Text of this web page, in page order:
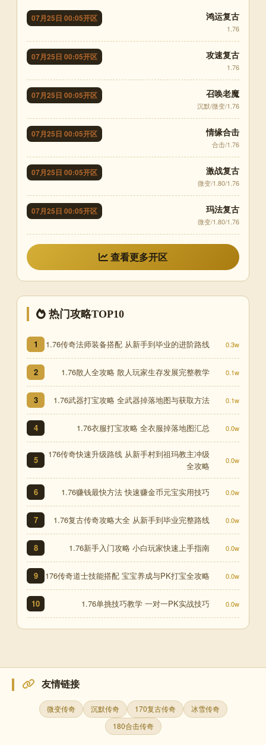
07月25日 00:05开区 鸿运复古
1.76
07月25日 00:05开区 攻速复古
1.76
07月25日 00:05开区 召唤老魔
沉默/微变/1.76
07月25日 00:05开区 情缘合击
合击/1.76
07月25日 00:05开区 激战复古
微变/1.80/1.76
07月25日 00:05开区 玛法复古
微变/1.80/1.76
查看更多开区
热门攻略TOP10
1 1.76传奇法师装备搭配 从新手到毕业的进阶路线 0.3w
2 1.76散人全攻略 散人玩家生存发展完整教学 0.1w
3 1.76武器打宝攻略 全武器掉落地图与获取方法 0.1w
4 1.76衣服打宝攻略 全衣服掉落地图汇总 0.0w
5
176传奇快速升级路线 从新手村到祖玛教主冲级
全攻略
0.0w
6 1.76赚钱最快方法 快速赚金币元宝实用技巧 0.0w
7 1.76复古传奇攻略大全 从新手到毕业完整路线 0.0w
8 1.76新手入门攻略 小白玩家快速上手指南 0.0w
9 176传奇道士技能搭配 宝宝养成与PK打宝全攻略 0.0w
10 1.76单挑技巧教学 一对一PK实战技巧 0.0w
友情链接
微变传奇 沉默传奇 170复古传奇
冰雪传奇
180合击传奇